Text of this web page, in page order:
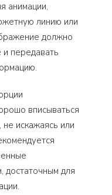
анимации,
линию или
должно
и передавать
вписываться
искажаясь или
достаточным для